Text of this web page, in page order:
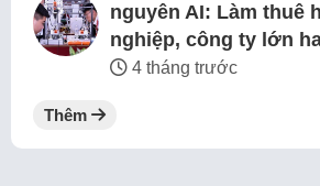
nguyên AI: Làm thuê
nghiệp, công ty lớn
4 tháng trước
Thêm